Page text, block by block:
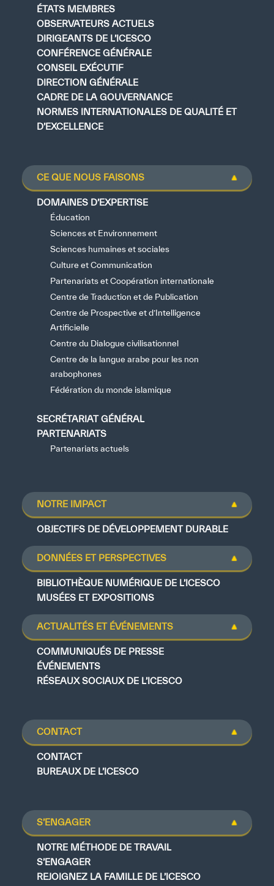
ÉTATS MEMBRES
OBSERVATEURS ACTUELS
DIRIGEANTS DE L’ICESCO
CONFÉRENCE GÉNÉRALE
CONSEIL EXÉCUTIF
DIRECTION GÉNÉRALE
CADRE DE LA GOUVERNANCE
NORMES INTERNATIONALES DE QUALITÉ ET
D’EXCELLENCE
CE QUE NOUS FAISONS
DOMAINES D’EXPERTISE
Éducation
Sciences et Environnement
Sciences humaines et sociales
Culture et Communication
Partenariats et Coopération internationale
Centre de Traduction et de Publication
Centre de Prospective et d’Intelligence
Artificielle
Centre du Dialogue civilisationnel
Centre de la langue arabe pour les non
arabophones
Fédération du monde islamique
SECRÉTARIAT GÉNÉRAL
PARTENARIATS
Partenariats actuels
NOTRE IMPACT
OBJECTIFS DE DÉVELOPPEMENT DURABLE
DONNÉES ET PERSPECTIVES
BIBLIOTHÈQUE NUMÉRIQUE DE L’ICESCO
MUSÉES ET EXPOSITIONS
ACTUALITÉS ET ÉVÉNEMENTS
COMMUNIQUÉS DE PRESSE
ÉVÉNEMENTS
RÉSEAUX SOCIAUX DE L’ICESCO
CONTACT
CONTACT
BUREAUX DE L’ICESCO
S’ENGAGER
NOTRE MÉTHODE DE TRAVAIL
S’ENGAGER
REJOIGNEZ LA FAMILLE DE L’ICESCO